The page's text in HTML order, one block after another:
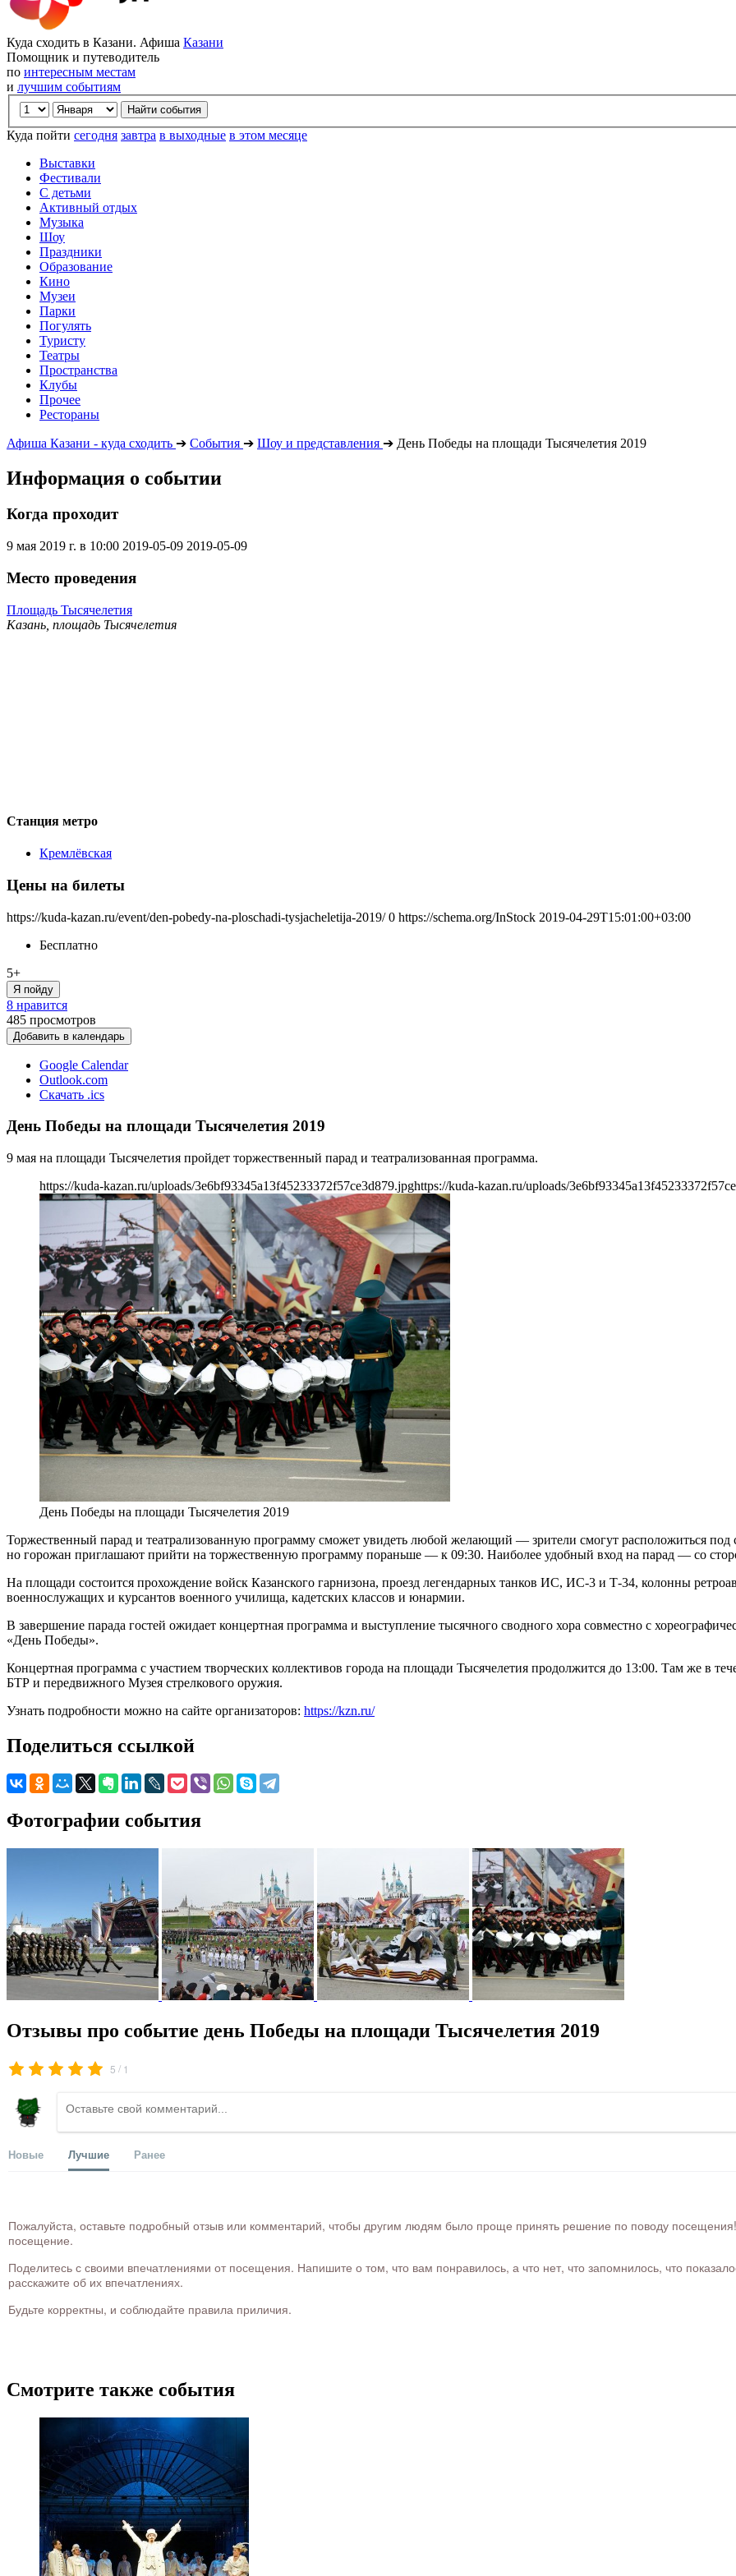
Куда сходить в Казани. Афиша Казани
Помощник и путеводитель
по интересным местам
и лучшим событиям
Куда пойти сегодня завтра в выходные в этом месяце
Выставки
Фестивали
С детьми
Активный отдых
Музыка
Шоу
Праздники
Образование
Кино
Музеи
Парки
Погулять
Туристу
Театры
Пространства
Клубы
Прочее
Рестораны
Афиша Казани - куда сходить ➔ События ➔ Шоу и представления ➔ День Победы на площади Тысячелетия 2019
Информация о событии
Когда проходит
9 мая 2019 г. в 10:00 2019-05-09 2019-05-09
Место проведения
Площадь Тысячелетия
Казань, площадь Тысячелетия
Станция метро
Кремлёвская
Цены на билеты
https://kuda-kazan.ru/event/den-pobedy-na-ploschadi-tysjacheletija-2019/ 0 https://schema.org/InStock 2019-04-29T15:01:00+03:00
Бесплатно
5+
Я пойду
8 нравится
485 просмотров
Добавить в календарь
Google Calendar
Outlook.com
Скачать .ics
День Победы на площади Тысячелетия 2019
9 мая на площади Тысячелетия пройдет торжественный парад и театрализованная программа.
https://kuda-kazan.ru/uploads/3e6bf93345a13f45233372f57ce3d879.jpghttps://kuda-kazan.ru/uploads/
День Победы на площади Тысячелетия 2019
Торжественный парад и театрализованную программу сможет увидеть любой желающий — зрители смогут расположиться под
но горожан приглашают прийти на торжественную программу пораньше — к 09:30. Наиболее удобный вход на парад — со
На площади состоится прохождение войск Казанского гарнизона, проезд легендарных танков ИС, ИС-3 и Т-34, колонны
военнослужащих и курсантов военного училища, кадетских классов и юнармии.
В завершение парада гостей ожидает концертная программа и выступление тысячного сводного хора совместно с
«День Победы».
Концертная программа с участием творческих коллективов города на площади Тысячелетия продолжится до 13:00. Там же в
БТР и передвижного Музея стрелкового оружия.
Узнать подробности можно на сайте организаторов: https://kzn.ru/
Поделиться ссылкой
Фотографии события
Отзывы про событие день Победы на площади Тысячелетия 2019
5 / 1
Новые Лучшие Ранее
Пожалуйста, оставьте подробный отзыв или комментарий, чтобы другим людям было проще принять решение по поводу посещения!
посещение.
Поделитесь с своими впечатлениями от посещения. Напишите о том, что вам понравилось, а что нет, что запомнилось, что
расскажите об их впечатлениях.
Будьте корректны, и соблюдайте правила приличия.
Смотрите также события